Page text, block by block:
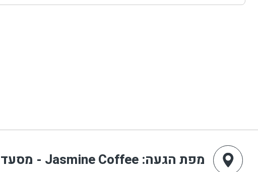
מפת הגעה: Jasmine Coffee - מסעדת יסמין